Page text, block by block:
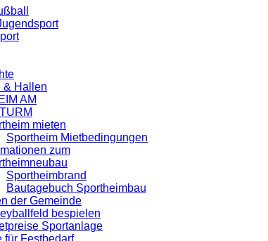
& Hallen
AM
mieten
Sportheim Mietbedingungen
zum
Sportheimbrand
Bautagebuch Sportheimbau
der Gemeinde
bespielen
Sportanlage
für Festbedarf